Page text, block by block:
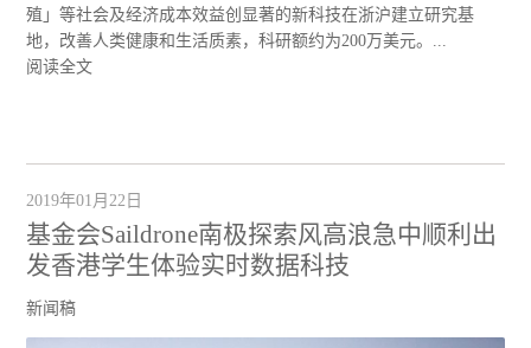
殖」等社会及经济成本效益创显著的新科技在浙沪建立研究基
地，改善人类健康和生活质素，科研额约为200万美元。...
阅读全文
2019年01月22日
基金会Saildrone南极探索风高浪急中顺利出
发香港学生体验实时数据科技
新闻稿